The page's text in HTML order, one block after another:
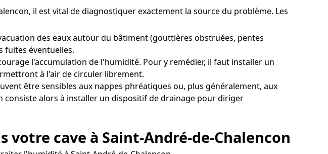
il est vital de diagnostiquer exactement la source du problème. Les
des eaux autour du bâtiment (gouttières obstruées, pentes
fuites éventuelles.
l'accumulation de l'humidité. Pour y remédier, il faut installer un
à l'air de circuler librement.
être sensibles aux nappes phréatiques ou, plus généralement, aux
alors à installer un dispositif de drainage pour diriger
cave à Saint-André-de-Chalencon